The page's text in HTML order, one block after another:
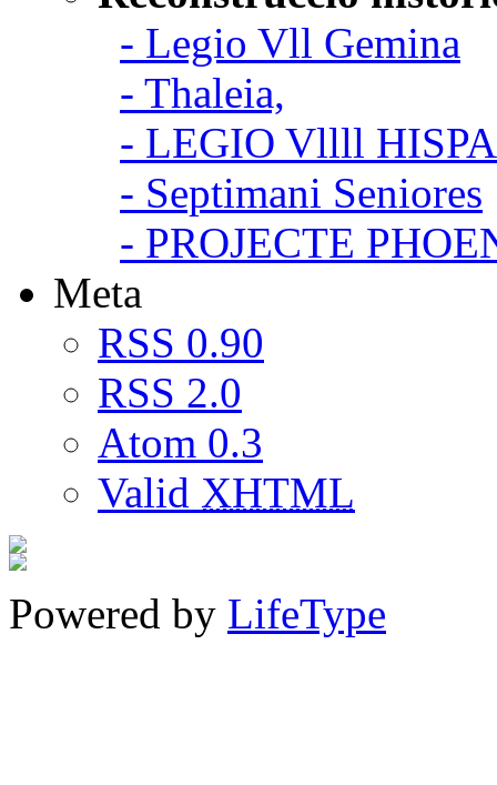
- Legio Vll Gemina
- Thaleia,
- LEGIO Vllll
- Septimani Seniores
- PROJECTE
Meta
RSS 0.90
RSS 2.0
Atom 0.3
Valid XHTML
Powered by LifeType